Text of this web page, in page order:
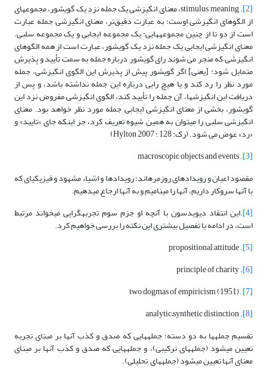
[2]
. stimulus meaning، معنای انگیزشی یک جمله نزد یک گویشور، مجموعه­ای
از الگوهای انگیزشی اوست؛ به عبارت دقیق‌تر، معنای انگیزشی جمله عبارت
است از دو تا از چنین مجموعه­هایی؛ یک مجموعه ایجابی و یک مجموعه سلبی.
معنای انگیزشی ایجابی یک جمله نزد یک گویشور، عبارت است از همه الگوهای
انگیزشی که منجر می شوند رای گویشور درباره جمله به سمت تأیید و پذیرش
متمایل شود: [یعنی] اگر گویشور پیش از پذیرش این الگوی انگیزشی، جمله
مورد نظر را رد کند و یا هیچ رایی درباره این جمله نداشته باشد، و پس از
دریافت این انگیزش­ها، آن جمله را تأیید کند، الگوی انگیزشی مفروض نزد این
گویشور، بخشی از معنای انگیزشی ایجابی جمله مورد نظر خواهد بود. معنای
انگیزشی سلبی را می­توان به همین شیوه تعریف کرد، جز اینکه جای «تایید» و
«رد» عوض می شود. (رک: Hylton 2007 : 128)
[3]
. macroscopic objects and events
مقصود اعیان و رویدادهای روزمره­اند؛ رویدادها و اشیاء مشهود و فیزیکی­ای که
با آنها سروکار داریم، آنها را می­نامیم و به آنها ارجاع می­دهیم.
[4] .این انتقاد دیویدسون با آنچه او جزم سوم تجربه­گرایی می­خواند مرتبط
است، در ادامه با تفصیل بیشتری این نکته را بررسی خواهیم کرد.
[5]
. propositional attitude
[6]
. principle of charity
[7]
.two dogmas of empiricism (1951)
[8]
. analytic–synthetic distinction
تقسیم جمله­ها به دو دسته؛ جمله­هایی که صدق و کذب آنها بر مبنای تجربه
تعیین می­شود (جمله­های ترکیبی)، و جمله­هایی که صدق و کذب آنها بر مبنای
معنای آنها تعیین می­شود (جمله­های تحلیلی).